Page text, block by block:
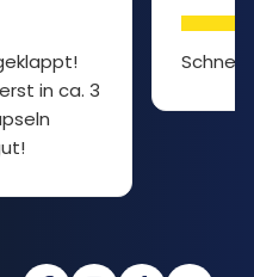
in ca. 3
Schnell